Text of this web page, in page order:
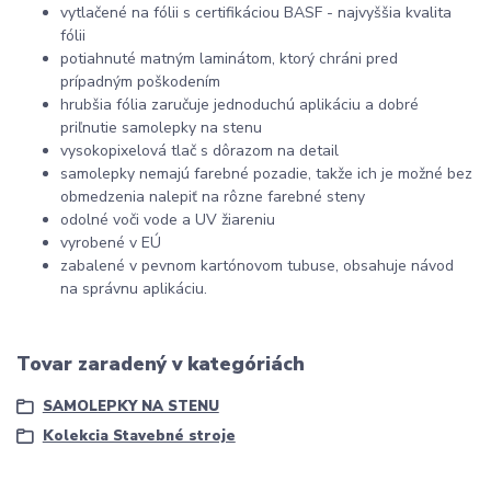
vytlačené na fólii s certifikáciou BASF - najvyššia kvalita
fólii
potiahnuté matným laminátom, ktorý chráni pred
prípadným poškodením
hrubšia fólia zaručuje jednoduchú aplikáciu a dobré
priľnutie samolepky na stenu
vysokopixelová tlač s dôrazom na detail
samolepky nemajú farebné pozadie, takže ich je možné bez
obmedzenia nalepiť na rôzne farebné steny
odolné voči vode a UV žiareniu
vyrobené v EÚ
zabalené v pevnom kartónovom tubuse, obsahuje návod
na správnu aplikáciu.
Tovar zaradený v kategóriách
SAMOLEPKY NA STENU
Kolekcia Stavebné stroje